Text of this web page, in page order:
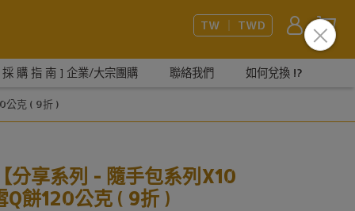
TW ｜ TWD
購 指 南 ] 企業/大宗團購 聯絡我們 如何兌換 !?
公克 ( 9折 )
享系列 - 隨手包系列X10
餅120公克 ( 9折 )